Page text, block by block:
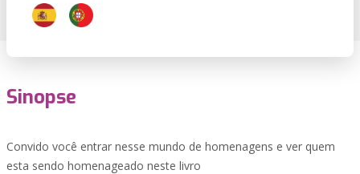
Sinopse
Convido você entrar nesse mundo de homenagens e ver quem
esta sendo homenageado neste livro